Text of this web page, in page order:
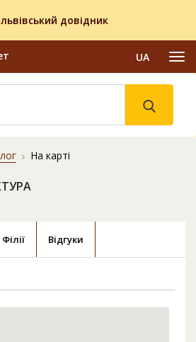
довідник
UA
На карті
Філії Відгуки